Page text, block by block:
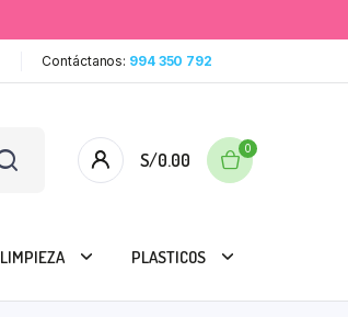
Contáctanos: 994 350 792
S/0.00
0
LIMPIEZA PLASTICOS